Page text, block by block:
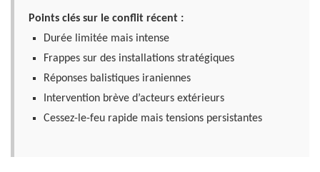
Points clés sur le conflit récent :
Durée limitée mais intense
Frappes sur des installations stratégiques
Réponses balistiques iraniennes
Intervention brève d’acteurs extérieurs
Cessez-le-feu rapide mais tensions persistantes